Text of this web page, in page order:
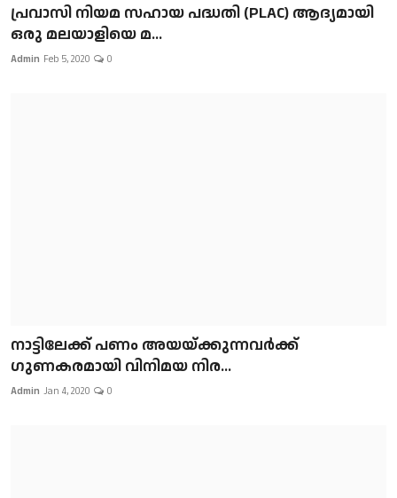
പ്രവാസി നിയമ സഹായ പദ്ധതി (PLAC) ആദ്യമായി
ഒരു മലയാളിയെ മ...
Admin Feb 5, 2020 0
നാട്ടിലേക്ക് പണം അയയ്ക്കുന്നവർക്ക്
ഗുണകരമായി വിനിമയ നിര...
Admin Jan 4, 2020 0